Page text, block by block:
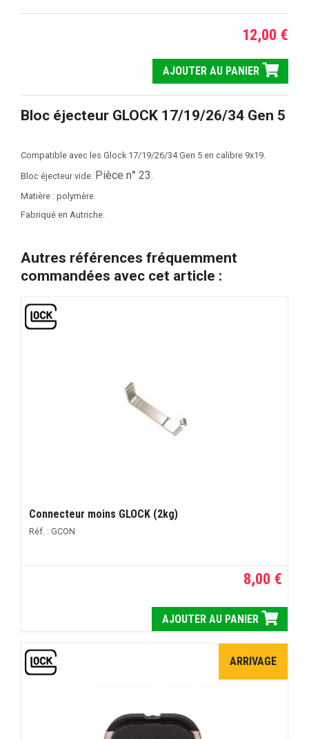
12,00 €
AJOUTER AU PANIER
Bloc éjecteur GLOCK 17/19/26/34 Gen 5
Compatible avec les Glock 17/19/26/34 Gen 5 en calibre 9x19.
Bloc éjecteur vide. Pièce n° 23.
Matière : polymère.
Fabriqué en Autriche.
Autres références fréquemment
commandées avec cet article :
Connecteur moins GLOCK (2kg)
Réf. : GCON
8,00 €
AJOUTER AU PANIER
ARRIVAGE